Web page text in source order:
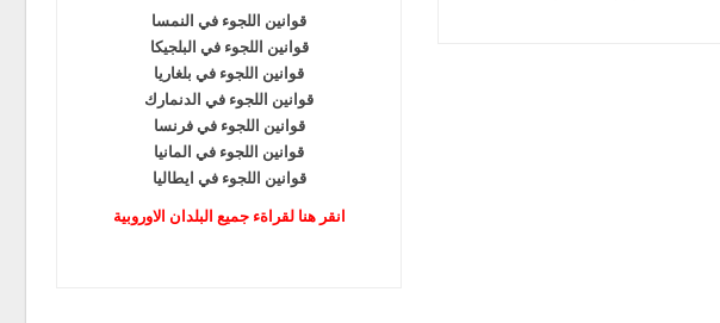
قوانين اللجوء في النمسا
قوانين اللجوء في البلجيكا
قوانين اللجوء في بلغاريا
قوانين اللجوء في الدنمارك
قوانين اللجوء في فرنسا
قوانين اللجوء في المانيا
قوانين اللجوء في ايطاليا
انقر هنا لقراةء جميع البلدان الاوروبية